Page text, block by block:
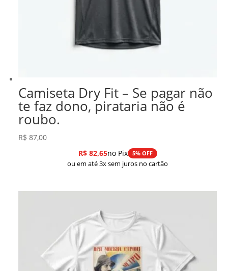
Camiseta Dry Fit – Se pagar não
te faz dono, pirataria não é
roubo.
R$ 87,00
R$82,65no Pix 5% OFF
ou em até 3x sem juros no cartão